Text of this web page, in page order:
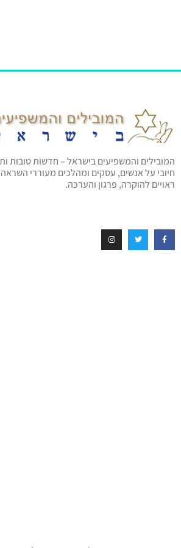
המובילים והמשפיעים בישראל – חדשות טובות
חיובי על אנשים, עסקים ומהלכים מעוררי השראה
ראויים להוקרה, פרגון והערכה.